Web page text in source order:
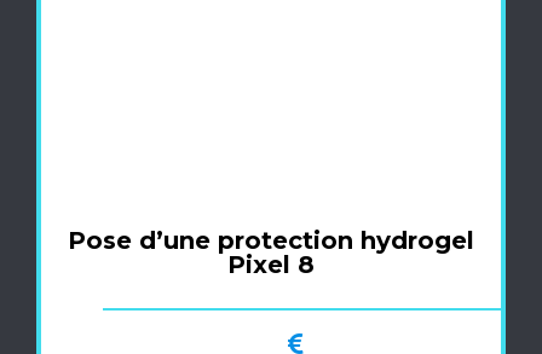
Pose d’une protection hydrogel
Pixel 8